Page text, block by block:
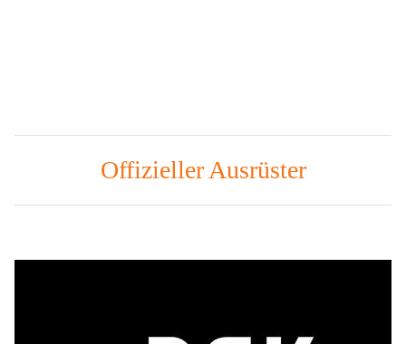
Offizieller Ausrüster